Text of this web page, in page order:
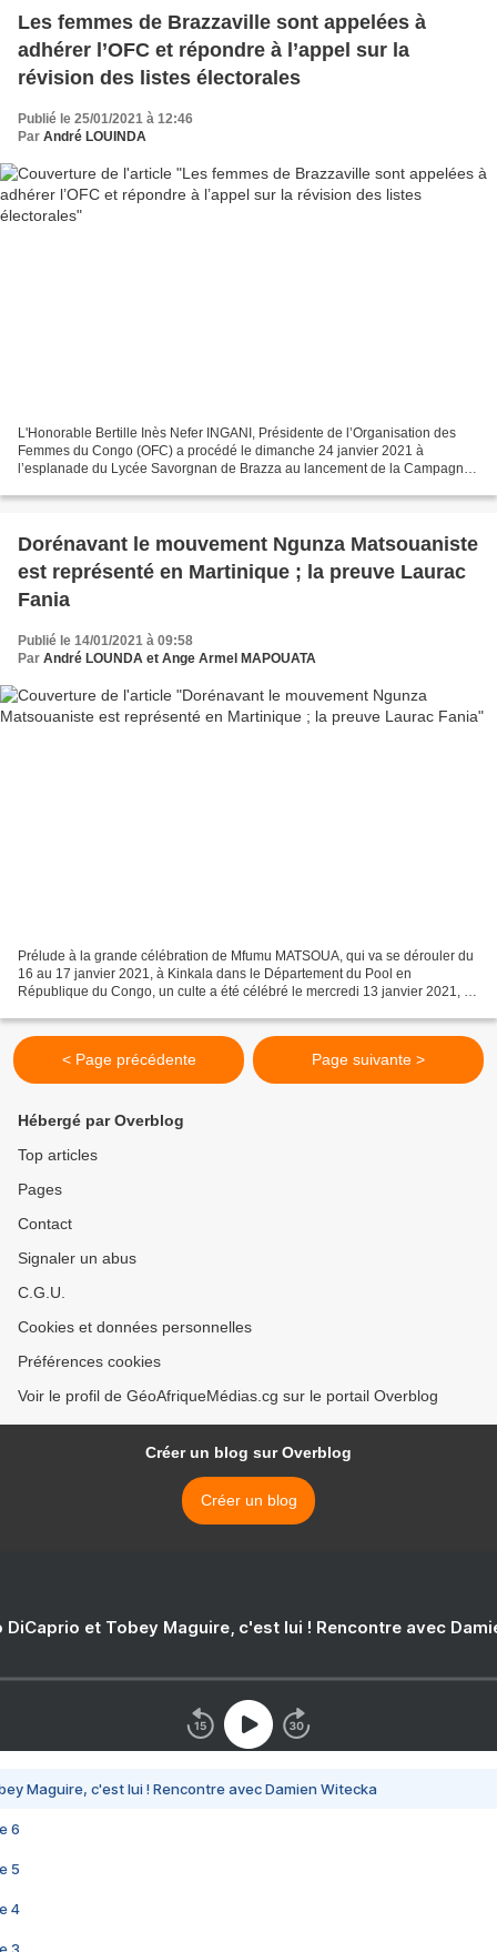
Les femmes de Brazzaville sont appelées à
adhérer l’OFC et répondre à l’appel sur la
révision des listes électorales
Publié le 25/01/2021 à 12:46
Par André LOUINDA
L'Honorable Bertille Inès Nefer INGANI, Présidente de l’Organisation des
Femmes du Congo (OFC) a procédé le dimanche 24 janvier 2021 à
l’esplanade du Lycée Savorgnan de Brazza au lancement de la Campagne
Dorénavant le mouvement Ngunza Matsouaniste
est représenté en Martinique ; la preuve Laurac
Fania
Publié le 14/01/2021 à 09:58
Par André LOUNDA et Ange Armel MAPOUATA
Prélude à la grande célébration de Mfumu MATSOUA, qui va se dérouler du
16 au 17 janvier 2021, à Kinkala dans le Département du Pool en
République du Congo, un culte a été célébré le mercredi 13 janvier 2021, à
< Page précédente Page suivante >
Hébergé par Overblog
Top articles
Pages
Contact
Signaler un abus
C.G.U.
Cookies et données personnelles
Préférences cookies
Voir le profil de GéoAfriqueMédias.cg sur le portail Overblog
Créer un blog sur Overblog
Créer un blog
DiCaprio et Tobey Maguire, c'est lui ! Rencontre avec
Maguire, c'est lui ! Rencontre avec Damien Witecka
6
5
4